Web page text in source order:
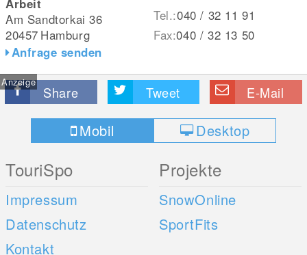
Arbeit
Am Sandtorkai 36
20457 Hamburg
Anfrage senden
Tel.:040 / 32 11 91
Fax:040 / 32 13 50
Anzeige
Share Tweet E-Mail
Mobil Desktop
TouriSpo
Impressum
Datenschutz
Kontakt
Projekte
SnowOnline
SportFits